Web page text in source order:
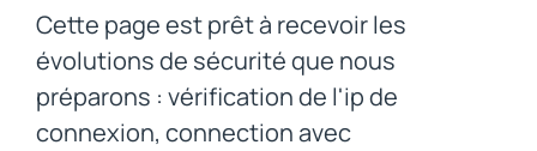
Cette page est prêt à recevoir les
évolutions de sécurité que nous
préparons : vérification de l'ip de
connexion, connection avec